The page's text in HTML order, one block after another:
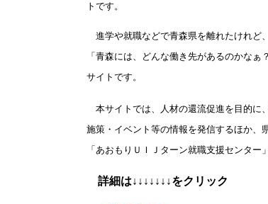
トです。
進学や就職などで青森県を離れたけれど
「青森には、どんな働き先があるのかな
サイトです。
本サイトでは、人材の還流促進を目的に
施策・イベント等の情報を発信するほか、
「あおもりＵＩＪターン就職支援センター
詳細は↓↓↓↓↓↓↓をクリック